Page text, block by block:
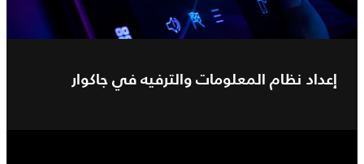
إعداد نظام المعلومات والترفيه في جاكوار